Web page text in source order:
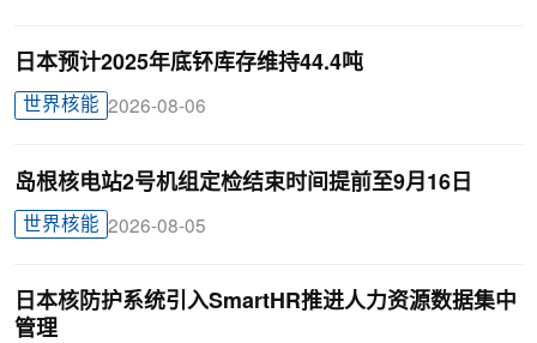
日本预计2025年底钚库存维持44.4吨
世界核能 2026-08-06
岛根核电站2号机组定检结束时间提前至9月16日
世界核能 2026-08-05
日本核防护系统引入SmartHR推进人力资源数据集中
管理